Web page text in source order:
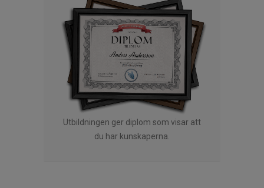
Utbildningen ger diplom som visar att
du har kunskaperna.